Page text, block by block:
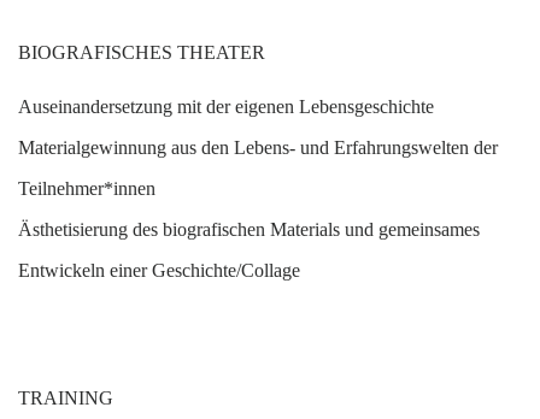
BIOGRAFISCHES THEATER
Auseinandersetzung mit der eigenen Lebensgeschichte
Materialgewinnung aus den Lebens- und Erfahrungswelten der
Teilnehmer*innen
Ästhetisierung des biografischen Materials und gemeinsames
Entwickeln einer Geschichte/Collage
TRAINING